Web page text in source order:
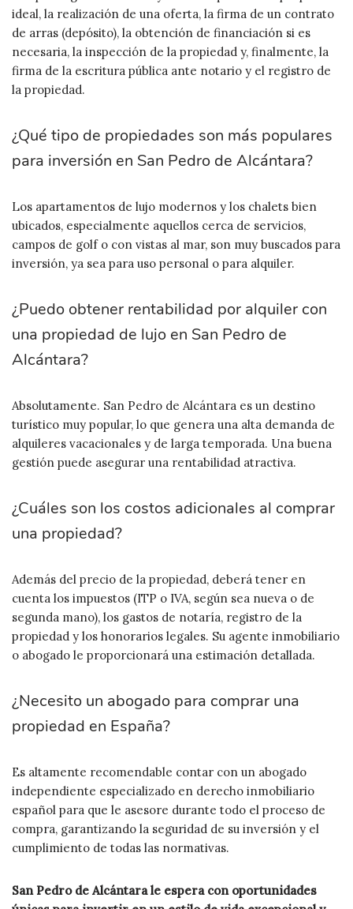
ideal, la realización de una oferta, la firma de un contrato
de arras (depósito), la obtención de financiación si es
necesaria, la inspección de la propiedad y, finalmente, la
firma de la escritura pública ante notario y el registro de
la propiedad.
¿Qué tipo de propiedades son más populares
para inversión en San Pedro de Alcántara?
Los apartamentos de lujo modernos y los chalets bien
ubicados, especialmente aquellos cerca de servicios,
campos de golf o con vistas al mar, son muy buscados para
inversión, ya sea para uso personal o para alquiler.
¿Puedo obtener rentabilidad por alquiler con
una propiedad de lujo en San Pedro de
Alcántara?
Absolutamente. San Pedro de Alcántara es un destino
turístico muy popular, lo que genera una alta demanda de
alquileres vacacionales y de larga temporada. Una buena
gestión puede asegurar una rentabilidad atractiva.
¿Cuáles son los costos adicionales al comprar
una propiedad?
Además del precio de la propiedad, deberá tener en
cuenta los impuestos (ITP o IVA, según sea nueva o de
segunda mano), los gastos de notaría, registro de la
propiedad y los honorarios legales. Su agente inmobiliario
o abogado le proporcionará una estimación detallada.
¿Necesito un abogado para comprar una
propiedad en España?
Es altamente recomendable contar con un abogado
independiente especializado en derecho inmobiliario
español para que le asesore durante todo el proceso de
compra, garantizando la seguridad de su inversión y el
cumplimiento de todas las normativas.
San Pedro de Alcántara le espera con oportunidades